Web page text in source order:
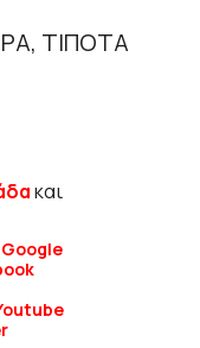
ΤΙΠΟΤΑ
και
Google